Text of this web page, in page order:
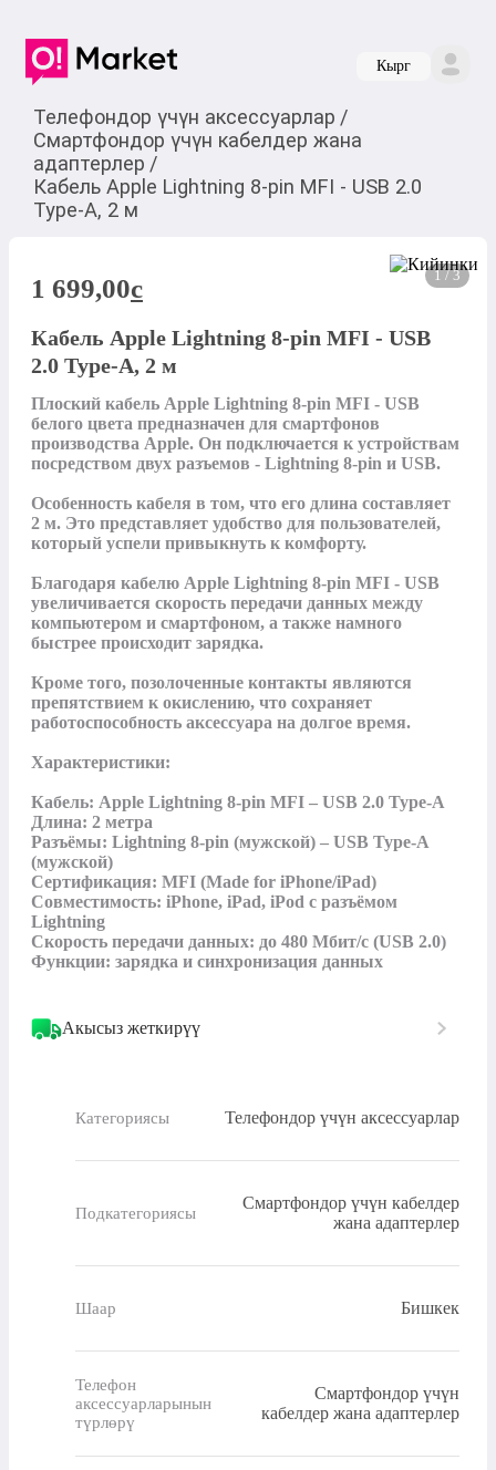
Кырг
Телефондор үчүн аксессуарлар /
Смартфондор үчүн кабелдер жана
адаптерлер /
Кабель Apple Lightning 8-pin MFI - USB 2.0
Type-A, 2 м
1 / 3
1 699,00c
Кабель Apple Lightning 8-pin MFI - USB
2.0 Type-A, 2 м
Плоский кабель Apple Lightning 8-pin MFI - USB
белого цвета предназначен для смартфонов
производства Apple. Он подключается к устройствам
посредством двух разъемов - Lightning 8-pin и USB.
Особенность кабеля в том, что его длина составляет
2 м. Это представляет удобство для пользователей,
который успели привыкнуть к комфорту.
Благодаря кабелю Apple Lightning 8-pin MFI - USB
увеличивается скорость передачи данных между
компьютером и смартфоном, а также намного
быстрее происходит зарядка.
Кроме того, позолоченные контакты являются
препятствием к окислению, что сохраняет
работоспособность аксессуара на долгое время.
Характеристики:
Кабель: Apple Lightning 8-pin MFI – USB 2.0 Type-A
Длина: 2 метра
Разъёмы: Lightning 8-pin (мужской) – USB Type-A
(мужской)
Сертификация: MFI (Made for iPhone/iPad)
Совместимость: iPhone, iPad, iPod с разъёмом
Lightning
Скорость передачи данных: до 480 Мбит/с (USB 2.0)
Функции: зарядка и синхронизация данных
Акысыз жеткирүү
Категориясы Телефондор үчүн аксессуарлар
Подкатегориясы
Смартфондор үчүн кабелдер
жана адаптерлер
Шаар Бишкек
Телефон
аксессуарларынын
түрлөрү
Смартфондор үчүн
кабелдер жана адаптерлер